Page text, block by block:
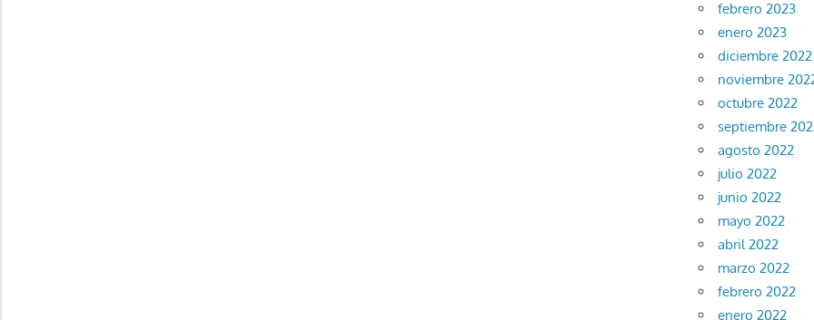
febrero 2023
enero 2023
diciembre 2022
noviembre
octubre 2022
septiembre
agosto 2022
julio 2022
junio 2022
mayo 2022
abril 2022
marzo 2022
febrero 2022
enero 2022